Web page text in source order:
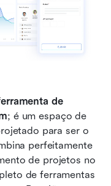
de
; é um espaço de
para ser o
perfeitamente
de projetos no
de ferramentas